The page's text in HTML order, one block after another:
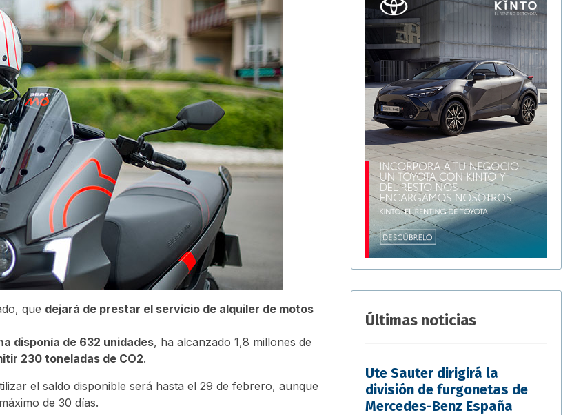
que dejará de prestar el servicio de alquiler de motos
disponía de 632 unidades, ha alcanzado 1,8 millones de
230 toneladas de CO2.
el saldo disponible será hasta el 29 de febrero, aunque
de 30 días.
Últimas noticias
Ute Sauter dirigirá la
división de furgonetas de
Mercedes-Benz España